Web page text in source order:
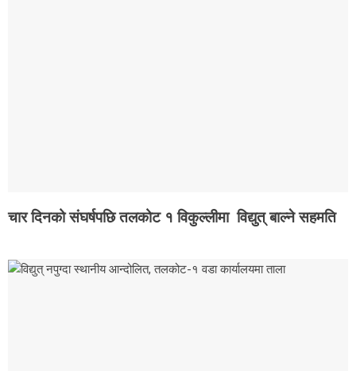
चार दिनको संघर्षपछि तलकोट १ विकुल्लीमा विद्युत् बाल्ने सहमति